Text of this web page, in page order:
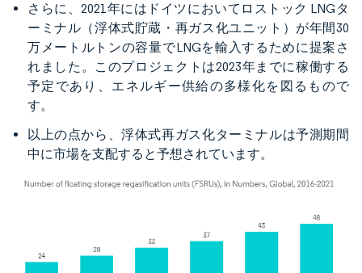
さらに、2021年にはドイツにおいてロストック LNGタ
ーミナル（浮体式貯蔵・再ガス化ユニット）が年間30
万メートルトンの容量でLNGを輸入するために提案さ
れました。このプロジェクトは2023年までに稼働する
予定であり、エネルギー供給の多様化を図るもので
す。
以上の点から、浮体式再ガス化ターミナルは予測期間
中に市場を支配すると予想されています。